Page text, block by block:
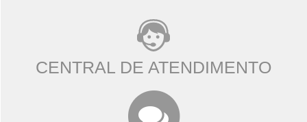
CENTRAL DE ATENDIMENTO